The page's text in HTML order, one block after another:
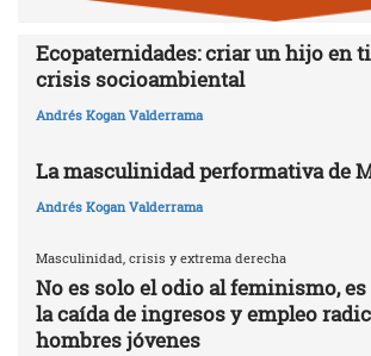
Ecopaternidades: criar un hijo en
crisis socioambiental
Andrés Kogan Valderrama
La masculinidad performativa de
Andrés Kogan Valderrama
Masculinidad, crisis y extrema derecha
No es solo el odio al feminismo,
la caída de ingresos y empleo
hombres jóvenes